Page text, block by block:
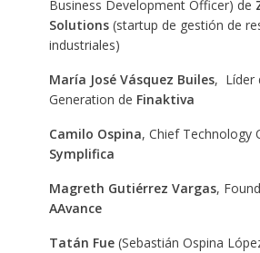
Business Development Officer) de
Solutions(startup de gestión de
industriales)
María José Vásquez Builes, Líder
Generation de Finaktiva
Camilo Ospina, Chief Technology
Symplifica
Magreth Gutiérrez Vargas,
AAvance
Tatán Fue(Sebastián Ospina